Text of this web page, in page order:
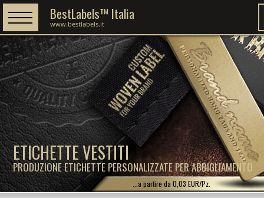
ETICHETTE VESTITI
PRODUZIONE ETICHETTE PERSONALIZZATE PER ABBIGLIAMENTO
BestLabels™ Italia
www.bestlabels.it
...a partire da 0,03 EUR/Pz.